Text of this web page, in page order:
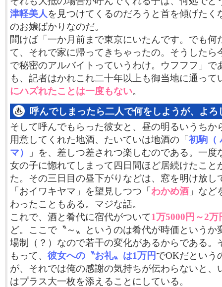
津軽美人 を見つけてくるのだろうと首を傾げたく
のお嬢ばかりなのだ。
聞けば「一か月前まで東京にいたんです。でも何
て、それで家に帰ってきちゃったの。そうしたら
で秘密のアルバイトっていうわけ。ウフフフ」で
も、記者はかれこれ二十年以上も御当地に通って
にハズれたことは一度もない。
呼んでしまったら二人で何をしようが、よ
そして呼んでもらった彼女と、昼の明るいうちか
用意してくれた地酒、たいていは地酒の「 初駒（
マ）
」を、差しつ差されつ楽しむのである。一度
女の子に惚れてしまって四日間ほど居続けたこと
た。その三日目の昼下がりなどは、窓を明け放し
「おイワキヤマ」を望見しつつ「 わかめ酒 」など
わったこともある。マジな話。
これで、酒と肴代に宿代がついて1万5000円～2万
ど。ここで〝～〟というのは肴代が時価というか
場制（？）なので若干の変化があるからである。
もって、 彼女への〝お礼〟は1万円でOKだという
が、それでは俺の感謝の気持ちが伝わらないと、
はプラス大一枚を添えることにしている。